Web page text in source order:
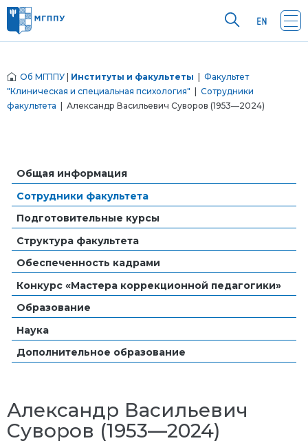
Об МГППУ Институты и факультеты
Факультет
"Клиническая и специальная психология"
Сотрудники
факультета | Александр Васильевич Суворов (1953—2024)
Общая информация
Сотрудники факультета
Подготовительные курсы
Структура факультета
Обеспеченность кадрами
Конкурс «Мастера коррекционной педагогики»
Образование
Наука
Дополнительное образование
Александр Васильевич
Суворов (1953—2024)